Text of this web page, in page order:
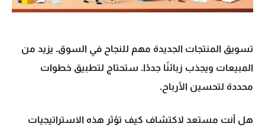
تسويق المنتجات الجديدة مهم للنجاح في السوق. يزيد من
المبيعات ويجذب زبائنًا جددًا. ستحتاج لتطبيق خطوات
محددة لتحسين الأرباح.
هل أنت مستعد لاكتشاف كيف تؤثر هذه الاستراتيجيات